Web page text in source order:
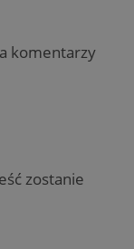
komentarzy
zostanie